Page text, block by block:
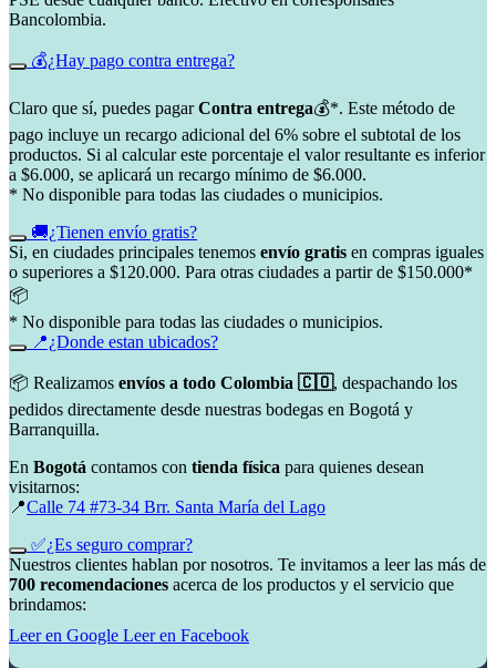
Bancolombia.
💰¿Hay pago contra entrega?
Claro que sí, puedes pagarContra entrega💰*. Este método de
pago incluye un recargo adicional del 6% sobre el subtotal de los
productos. Si al calcular este porcentaje el valor resultante es inferior
a $6.000, se aplicará un recargo mínimo de $6.000.
* No disponible para todas las ciudades o municipios.
🚚¿Tienen envío gratis?
Si, en ciudades principales tenemos envío gratis en compras iguales
o superiores a $120.000. Para otras ciudades a partir de $150.000*
📦
* No disponible para todas las ciudades o municipios.
📍¿Donde estan ubicados?
📦 Realizamos envíos a todo Colombia 🇨🇴, despachando los
pedidos directamente desde nuestras bodegas en Bogotá y
Barranquilla.
En Bogotá contamos con tienda física para quienes desean
visitarnos:
📍Calle 74 #73-34 Brr. Santa María del Lago
✅¿Es seguro comprar?
Nuestros clientes hablan por nosotros. Te invitamos a leer las más de
700 recomendaciones acerca de los productos y el servicio que
brindamos:
Leer en Google Leer en Facebook